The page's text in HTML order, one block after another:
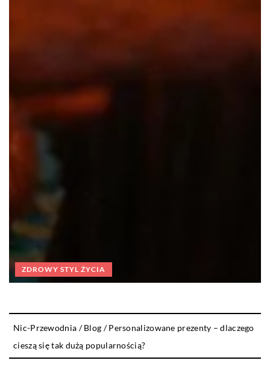
ZDROWY STYL ŻYCIA
Nic-Przewodnia /Blog /Personalizowane prezenty – dlaczego
cieszą się tak dużą popularnością?